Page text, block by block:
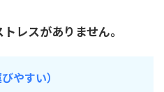
レスがありません。
やすい）